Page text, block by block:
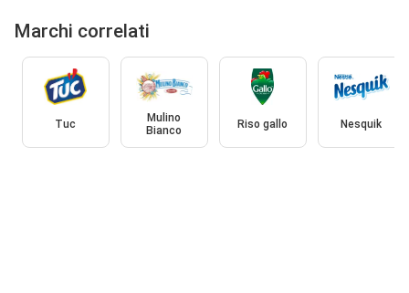
Marchi correlati
Tuc
Mulino
Bianco
Riso gallo Nesquik